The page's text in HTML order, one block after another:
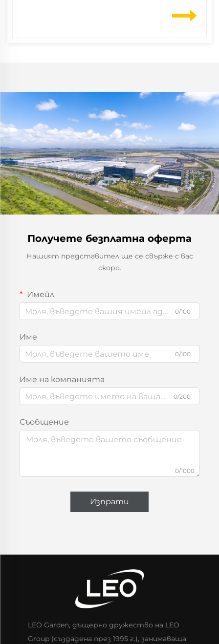
Получете безплатна оферта
Нашият представител ще се свърже с вас
скоро.
Имейл
0/100
Име
0/100
Име на компанията
0/200
Съобщение
0/1000
Изпрати
LEO Garden, дъщерно дружество на LEO
Group (създадена през 1995 г.), занимаваща